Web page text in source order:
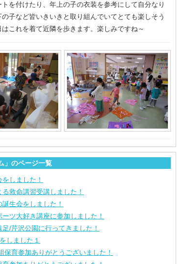
を付けたり、年上の子の衣装を参考にして自分なり
子など皆いきいきと取り組んでいてとても楽しそう
これを着て近隣を歩きます。楽しみですね～
」のページ一覧
しました！
救命講習受講しました！
誕生会をしました！
ーツ大好き講座に参加しました！
/芹沢公園に行ってきました！
しました１
保育参加ありがとうございました！